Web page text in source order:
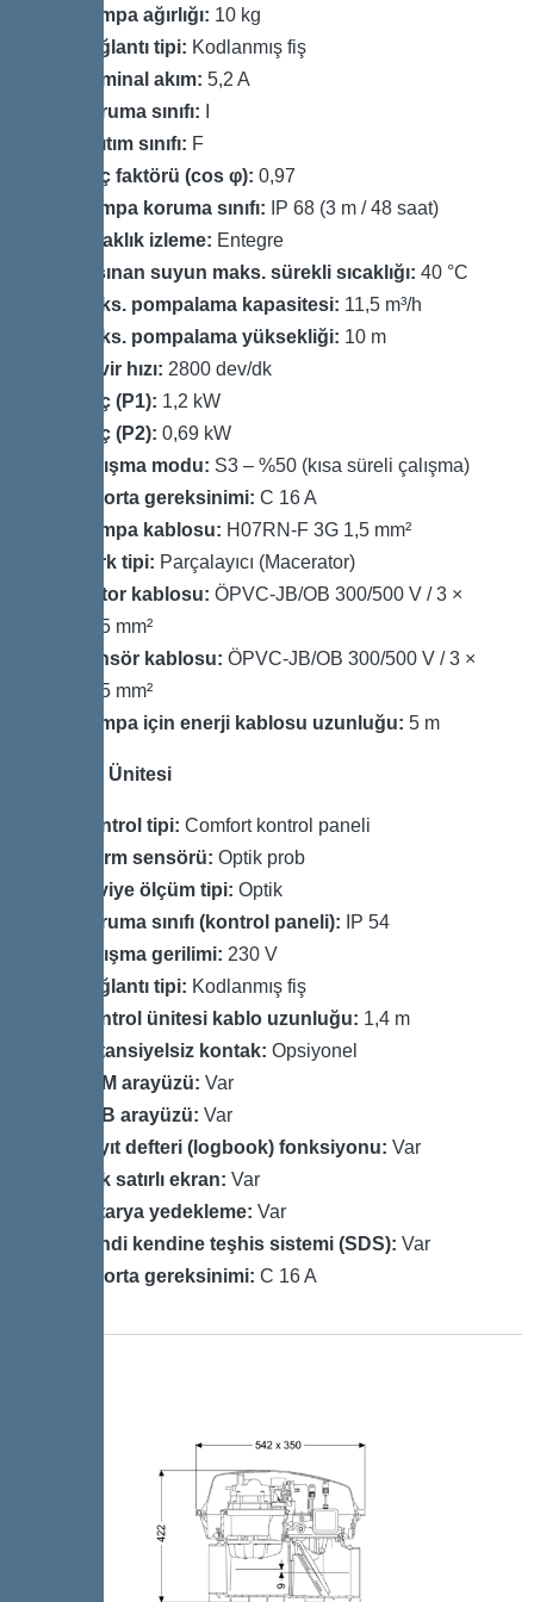
Pompa ağırlığı: 10 kg
Bağlantı tipi: Kodlanmış fiş
Nominal akım: 5,2 A
Koruma sınıfı:
Yalıtım sınıfı: F
Güç faktörü (cos φ): 0,97
Pompa koruma sınıfı: IP 68 (3 m / 48 saat)
Sıcaklık izleme: Entegre
Taşınan suyun maks. sürekli sıcaklığı: 40 °C
Maks. pompalama kapasitesi: 11,5 m³/h
Maks. pompalama yüksekliği: 10 m
Devir hızı: 2800 dev/dk
Güç (P1): 1,2 kW
Güç (P2): 0,69 kW
Çalışma modu: S3 – %50 (kısa süreli çalışma)
Sigorta gereksinimi: C 16 A
Pompa kablosu: H07RN-F 3G 1,5 mm²
Çark tipi: Parçalayıcı (Macerator)
Motor kablosu: ÖPVC-JB/OB 300/500 V / 3 ×
0,75 mm²
Sensör kablosu: ÖPVC-JB/OB 300/500 V / 3 ×
0,75 mm²
Pompa için enerji kablosu uzunluğu: 5 m
Kontrol Ünitesi
Kontrol tipi: Comfort kontrol paneli
Alarm sensörü: Optik prob
Seviye ölçüm tipi: Optik
Koruma sınıfı (kontrol paneli): IP 54
Çalışma gerilimi: 230 V
Bağlantı tipi: Kodlanmış fiş
Kontrol ünitesi kablo uzunluğu: 1,4 m
Potansiyelsiz kontak: Opsiyonel
GSM arayüzü: Var
USB arayüzü: Var
Kayıt defteri (logbook) fonksiyonu: Var
Çok satırlı ekran: Var
Batarya yedekleme: Var
Kendi kendine teşhis sistemi (SDS): Var
Sigorta gereksinimi: C 16 A